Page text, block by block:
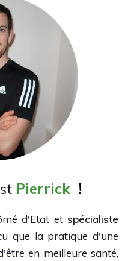
Pierrick !
d'Etat et spécialiste
que la pratique d'une
en meilleure santé,